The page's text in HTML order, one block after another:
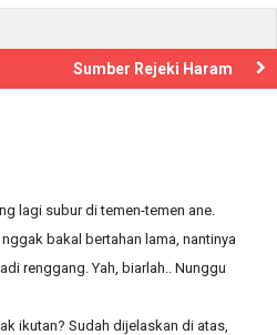
Sumber Rejeki Haram
lagi subur di temen-temen ane.
bakal bertahan lama, nantinya
renggang. Yah, biarlah.. Nunggu
ikutan? Sudah dijelaskan di atas,